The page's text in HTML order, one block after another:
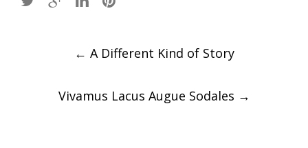
← A Different Kind of Story
Vivamus Lacus Augue Sodales →